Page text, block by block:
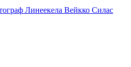
Линеекела Вейкко Силас